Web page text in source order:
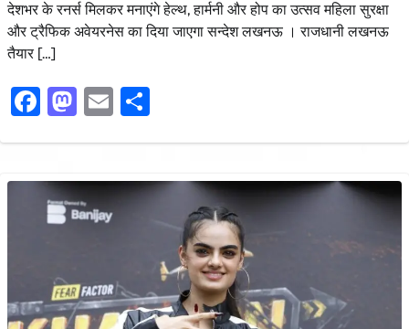
देशभर के रनर्स मिलकर मनाएंगे हेल्थ, हार्मनी और होप का उत्सव महिला सुरक्षा
और ट्रैफिक अवेयरनेस का दिया जाएगा सन्देश लखनऊ । राजधानी लखनऊ
तैयार […]
Facebook
Mastodon
Email